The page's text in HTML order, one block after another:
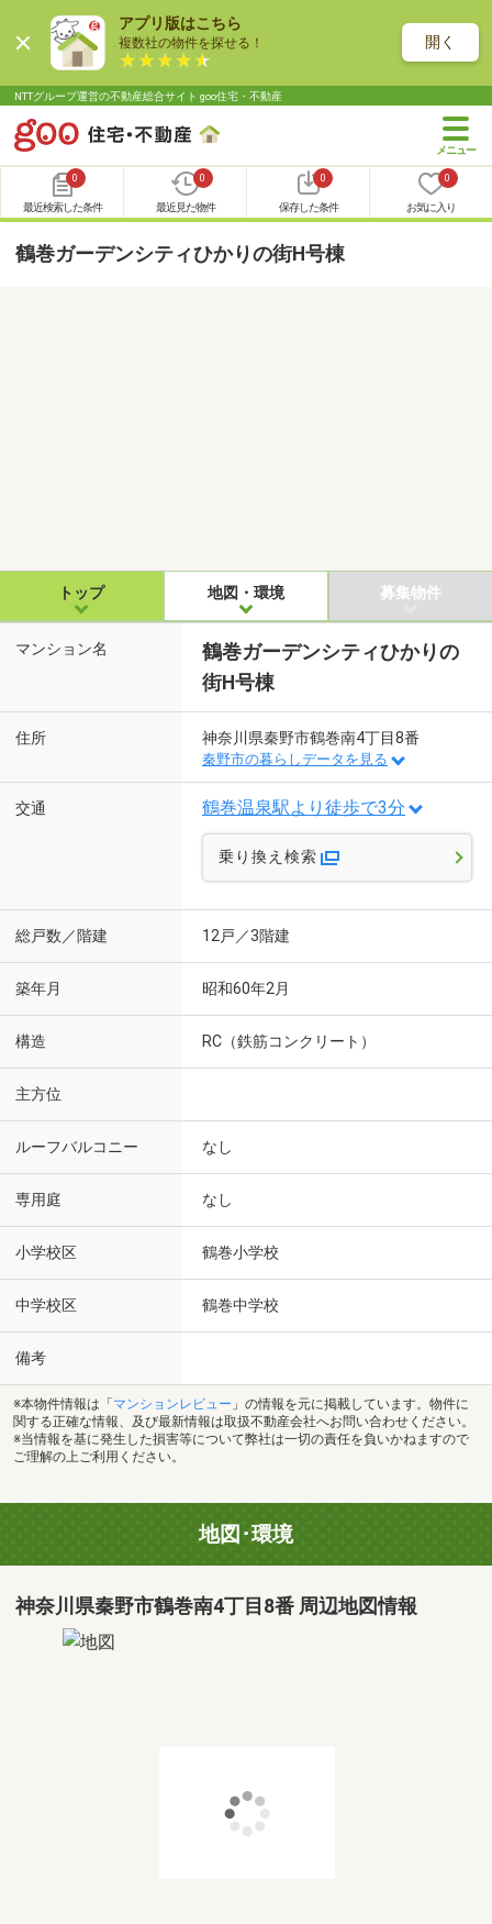
アプリ版はこちら
複数社の物件を探せる！ 開く
NTTグループ運営の不動産総合サイト goo住宅・不動産
0
最近検索した条件
0
最近見た物件
0
保存した条件
0
お気に入り
鶴巻ガーデンシティひかりの街H号棟
トップ 地図・環境 募集物件
マンション名
鶴巻ガーデンシティひかりの
街H号棟
住所 神奈川県秦野市鶴巻南4丁目8番
秦野市の暮らしデータを見る
交通 鶴巻温泉駅より徒歩で3分
乗り換え検索
総戸数／階建 12戸／3階建
築年月 昭和60年2月
構造 RC（鉄筋コンクリート）
主方位
ルーフバルコニー なし
専用庭 なし
小学校区 鶴巻小学校
中学校区 鶴巻中学校
備考
※本物件情報は「 マンションレビュー 」の情報を元に掲載しています。物件に
関する正確な情報、及び最新情報は取扱不動産会社へお問い合わせください。
※当情報を基に発生した損害等について弊社は一切の責任を負いかねますので
ご理解の上ご利用ください。
地図･環境
神奈川県秦野市鶴巻南4丁目8番 周辺地図情報